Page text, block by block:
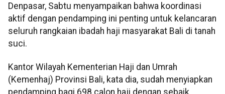
Denpasar, Sabtu menyampaikan bahwa koordinasi
aktif dengan pendamping ini penting untuk kelancaran
seluruh rangkaian ibadah haji masyarakat Bali di tanah
suci.
Kantor Wilayah Kementerian Haji dan Umrah
(Kemenhaj) Provinsi Bali, kata dia, sudah menyiapkan